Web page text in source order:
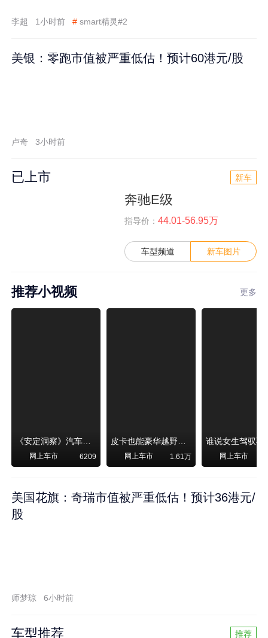
李超 1小时前 # smart精灵#2
美银：零跑市值被严重低估！预计60港元/股
卢奇 3小时前
已上市 新车
奔驰E级
指导价： 44.01-56.95万
车型频道 新车图片
推荐小视频 更多
《安定洞察》汽车烧不烧油，和石油安全无关！
网上车市 6209
皮卡也能豪华越野！纵横F700上市，限时卖29.99万起
网上车市 1.61万 网上车市
美国花旗：奇瑞市值被严重低估！预计36港元/
股
师梦琼 6小时前
车型推荐 推荐